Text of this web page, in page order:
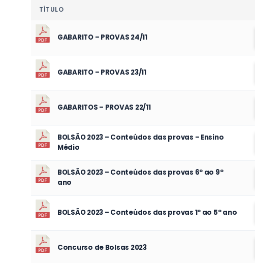
TÍTULO
GABARITO – PROVAS 24/11
GABARITO – PROVAS 23/11
GABARITOS – PROVAS 22/11
BOLSÃO 2023 – Conteúdos das provas – Ensino
Médio
BOLSÃO 2023 – Conteúdos das provas 6º ao 9º
ano
BOLSÃO 2023 – Conteúdos das provas 1º ao 5º ano
Concurso de Bolsas 2023